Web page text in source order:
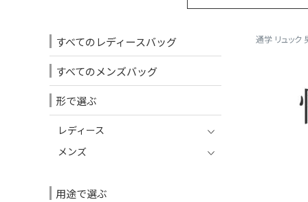
すべてのレディースバッグ
すべてのメンズバッグ
形で選ぶ
レディース
メンズ
用途で選ぶ
通学 リュック